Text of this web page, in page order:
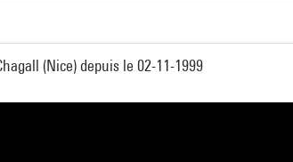
(Nice) depuis le 02-11-1999